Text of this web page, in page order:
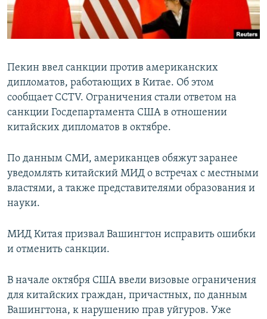
Пекин ввел санкции против американских
дипломатов, работающих в Китае. Об этом
сообщает CCTV. Ограничения стали ответом на
санкции Госдепартамента США в отношении
китайских дипломатов в октябре.
По данным СМИ, американцев обяжут заранее
уведомлять китайский МИД о встречах с местными
властями, а также представителями образования и
науки.
МИД Китая призвал Вашингтон исправить ошибки
и отменить санкции.
В начале октября США ввели визовые ограничения
для китайских граждан, причастных, по данным
Вашингтона, к нарушению прав уйгуров. Уже